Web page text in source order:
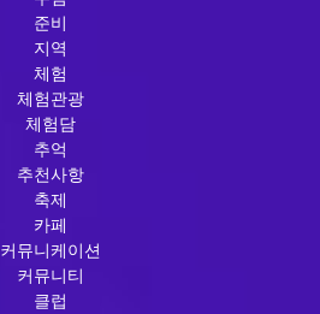
준비
지역
체험
체험관광
체험담
추억
추천사항
축제
카페
커뮤니케이션
커뮤니티
클럽